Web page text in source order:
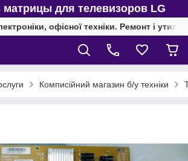
для телевизоров LG
офісної техніки. Ремонт і
Комписійний магазин б/у техніки